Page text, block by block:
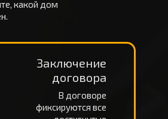
какой дом
Заключение
договора
В договоре
фиксируются все